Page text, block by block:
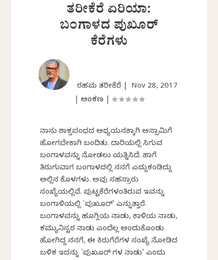
ತರೀಕೆರೆ ಏರಿಯಾ:
ಬಂಗಾಳದ ಪುಖೂರ್
ಕೆರೆಗಳು
ರಹಮತ್ ತರೀಕೆರೆ | Nov 28, 2017
ಅಂಕಣ
ನಾನು ಶಾಕ್ತಪಂಥದ ಅಧ್ಯಯನಕ್ಕಾಗಿ ಅಸ್ಸಾಮಿಗೆ
ಹೋಗಬೇಕಾಗಿ ಬಂದಿತು. ದಾರಿಯಲ್ಲಿ ಸಿಗುವ
ಬಂಗಾಳವನ್ನು ನೋಡಲು ಯತ್ನಿಸಿದೆ. ಹಾಗೆ
ತಿರುಗುವಾಗ ಬಂಗಾಳದಲ್ಲಿ ನನಗೆ ಎದ್ದುಕಂಡಿದ್ದು
ಅಲ್ಲಿನ ಕೊಳಗಳು. ಅವು ಸಹಸ್ರಾರು
ಸಂಖ್ಯೆಯಲ್ಲಿವೆ. ಪುಟ್ಟಕೆರೆಗಳಂತಿರುವ ಇವನ್ನು
ಬಂಗಾಳಿಯಲ್ಲಿ `ಪುಖೂರ್’ ಎನ್ನುತ್ತಾರೆ.
ಬಂಗಾಳವನ್ನು ಹೂಗ್ಲಿಯ ನಾಡು, ಕಾಳಿಯ ನಾಡು,
ಕಮ್ಯುನಿಸ್ಟರ ನಾಡು ಎಂದೆಲ್ಲ ಅಂದುಕೊಂಡು
ಹೋಗಿದ್ದ ನನಗೆ, ಈ ಕಿರುಗೆರೆಗಳ ಸಂಖ್ಯೆ ನೋಡಿದ
ಬಳಿಕ ಇದನ್ನು `ಪುಖೂರ್ ಗಳ ನಾಡು’ ಎಂದು